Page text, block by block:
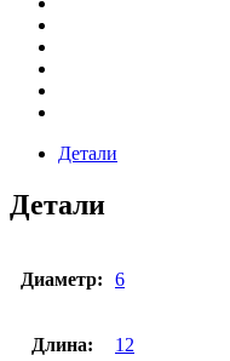
Детали
Детали
Диаметр: 6
Длина: 12